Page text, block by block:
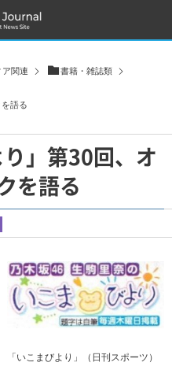
ア関連 書籍・雑誌類
語る
」第30回、オ
を語る
「いこまびより」（日刊スポーツ）